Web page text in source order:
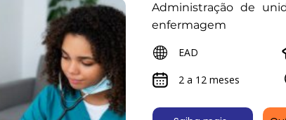
Administração de
enfermagem
EAD
2 a 12 meses